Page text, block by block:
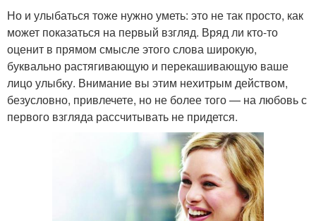
Но и улыбаться тоже нужно уметь: это не так просто, как
может показаться на первый взгляд. Вряд ли кто-то
оценит в прямом смысле этого слова широкую,
буквально растягивающую и перекашивающую ваше
лицо улыбку. Внимание вы этим нехитрым действом,
безусловно, привлечете, но не более того — на любовь с
первого взгляда рассчитывать не придется.